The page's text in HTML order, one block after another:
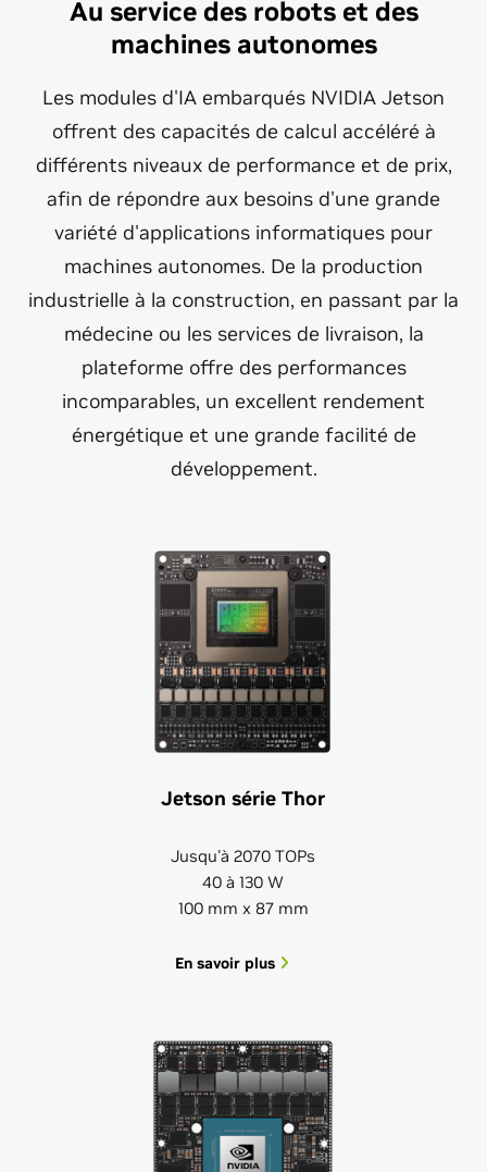
Au service des robots et des
machines autonomes
Les modules d'IA embarqués NVIDIA Jetson
offrent des capacités de calcul accéléré à
différents niveaux de performance et de prix,
afin de répondre aux besoins d'une grande
variété d'applications informatiques pour
machines autonomes. De la production
industrielle à la construction, en passant par la
médecine ou les services de livraison, la
plateforme offre des performances
incomparables, un excellent rendement
énergétique et une grande facilité de
développement.
Jetson série Thor
Jusqu'à 2070 TOPs
40 à 130 W
100 mm x 87 mm
En savoir plus